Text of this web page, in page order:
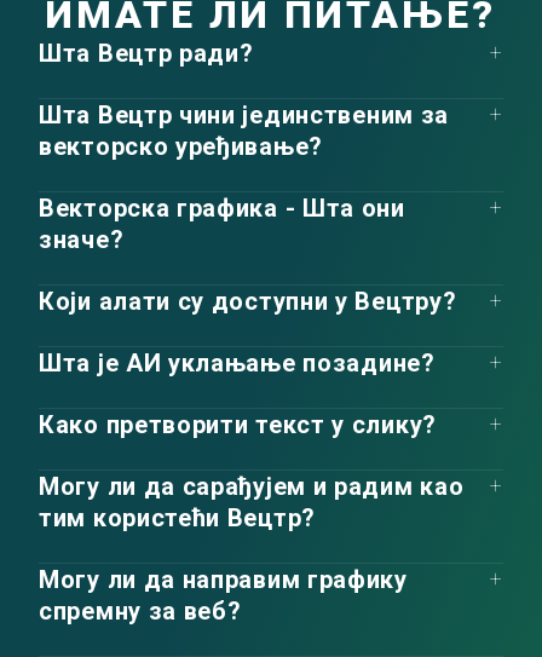
ИМАТЕ ЛИ ПИТАЊЕ?
Шта Вецтр ради?
Шта Вецтр чини јединственим за
векторско уређивање?
Векторска графика - Шта они
значе?
Који алати су доступни у Вецтру?
Шта је АИ уклањање позадине?
Како претворити текст у слику?
Могу ли да сарађујем и радим као
тим користећи Вецтр?
Могу ли да направим графику
спремну за веб?